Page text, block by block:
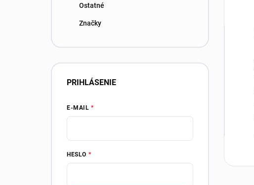
Ostatné
Značky
PRIHLÁSENIE
E-MAIL
HESLO